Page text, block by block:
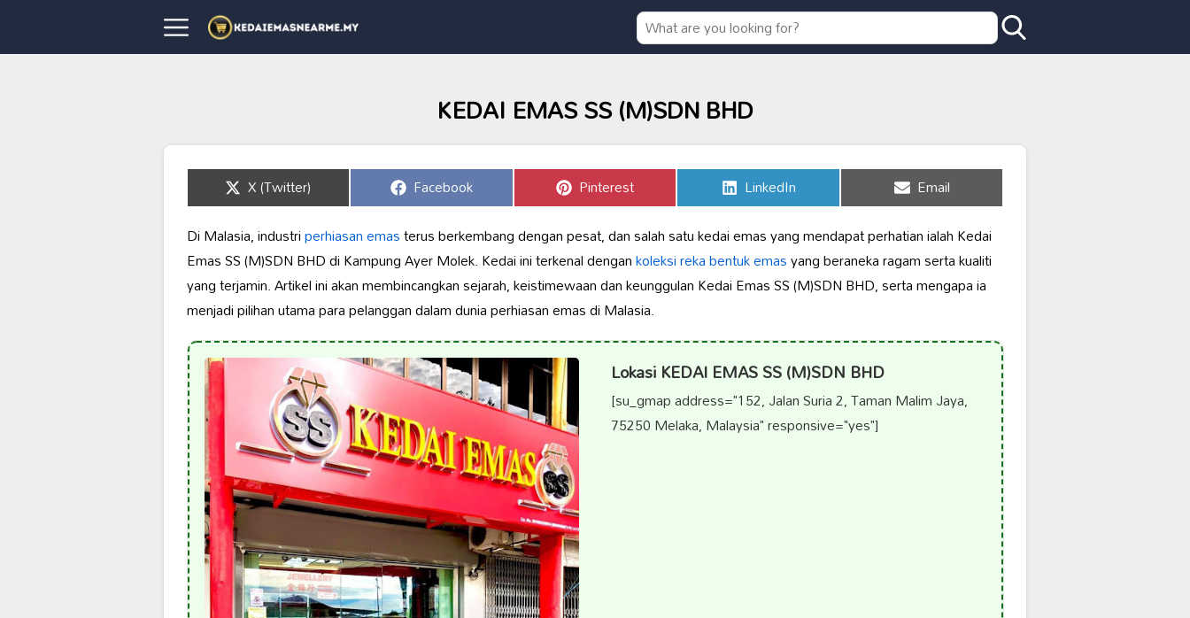
KEDAI EMAS SS (M)SDN BHD
Share
on
X (Twitter) Share
on
Facebook Share
on
Pinterest Share
on
LinkedIn Share
on
Email
Di Malasia, industriperhiasan emasterus berkembang dengan pesat, dan salah satu kedai emas yang mendapat perhatian ialah Kedai
Emas SS (M)SDN BHD di Kampung Ayer Molek. Kedai ini terkenal dengankoleksireka bentuk emasyang beraneka ragam serta kualiti
yang terjamin. Artikel ini akan membincangkan sejarah, keistimewaan dan keunggulan Kedai Emas SS (M)SDN BHD, serta mengapa ia
menjadi pilihan utama para pelanggan dalam dunia perhiasan emas di Malasia.
Lokasi KEDAI EMAS SS (M)SDN BHD
[su_gmap address="152, Jalan Suria 2, Taman Malim Jaya,
75250 Melaka, Malaysia" responsive="yes"]